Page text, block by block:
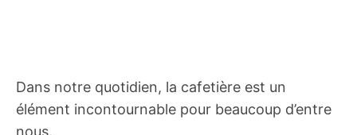
Dans notre quotidien, la cafetière est un
élément incontournable pour beaucoup d’entre
nous.